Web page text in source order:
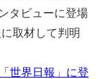
タビューに登場
取材して判明
世界日報」に登